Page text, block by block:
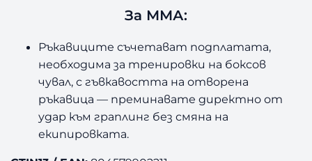
За ММА:
Ръкавиците съчетават подплатата,
необходима за тренировки на боксов
чувал, с гъвкавостта на отворена
ръкавица — преминавате директно от
удар към граплинг без смяна на
екипировката.